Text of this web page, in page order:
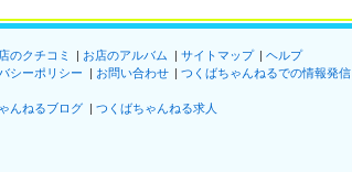
のクチコミ お店のアルバム サイトマップ
ヘルプ
シーポリシー お問い合わせ つくばちゃんねるでの情報発信
んねるブログ
つくばちゃんねる求人